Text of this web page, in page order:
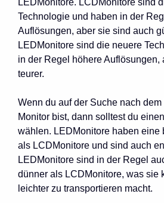
Technologie und haben in der
Auflösungen, aber sie sind auch
LEDMonitore sind die neuere
in der Regel höhere Auflösungen,
teurer.
Wenn du auf der Suche nach
Monitor bist, dann solltest du
wählen. LEDMonitore haben eine
als LCDMonitore und sind auch
LEDMonitore sind in der Regel
dünner als LCDMonitore, was sie
leichter zu transportieren macht.